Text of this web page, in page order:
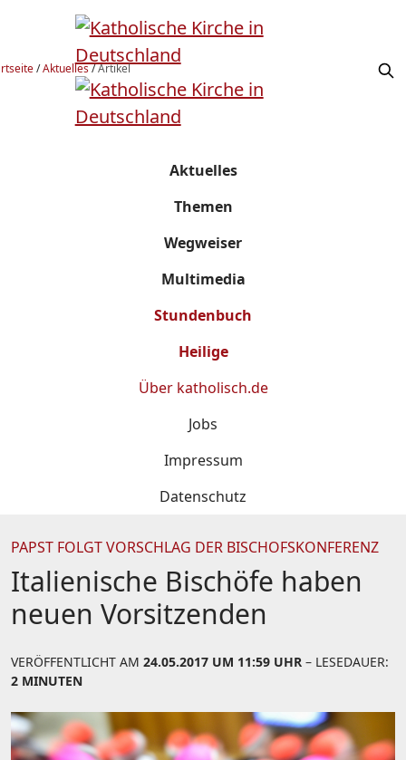
/Aktuelles/Artikel
Aktuelles
Themen
Wegweiser
Multimedia
Stundenbuch
Heilige
Über katholisch.de
Jobs
Impressum
Datenschutz
PAPST FOLGT VORSCHLAG DER BISCHOFSKONFERENZ
Italienische Bischöfe haben
neuen Vorsitzenden
VERÖFFENTLICHT AM 24.05.2017 UM 11:59 UHR – LESEDAUER:
2 MINUTEN